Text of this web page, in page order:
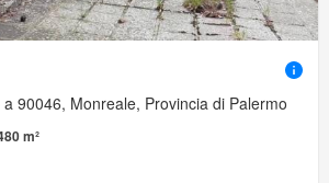
a 90046, Monreale, Provincia di Palermo
m²